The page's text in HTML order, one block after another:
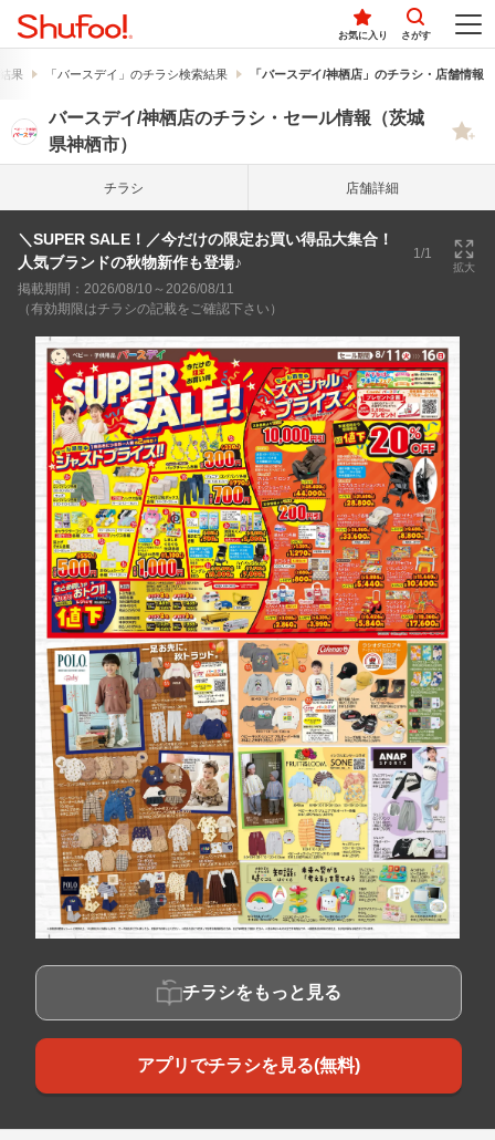
お気に入り さがす
果 「バースデイ」のチラシ検索結果 「バースデイ/神栖店」のチラシ・店舗情報
バースデイ/神栖店のチラシ・セール情報（茨城
県神栖市）
チラシ 店舗詳細
＼SUPER SALE！／今だけの限定お買い得品大集合！
人気ブランドの秋物新作も登場♪
1/1
拡大
掲載期間：2026/08/10～2026/08/11
（有効期限はチラシの記載をご確認下さい）
チラシをもっと見る
アプリでチラシを見る(無料)